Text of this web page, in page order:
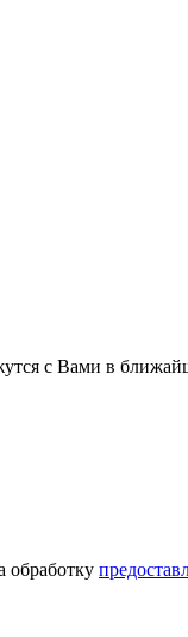
с Вами в
обработку